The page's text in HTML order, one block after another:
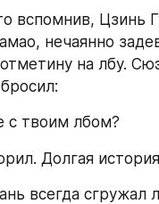
вспомнив, Цзинь
нечаянно
на лбу.
с твоим лбом?
Долгая
всегда сгружал